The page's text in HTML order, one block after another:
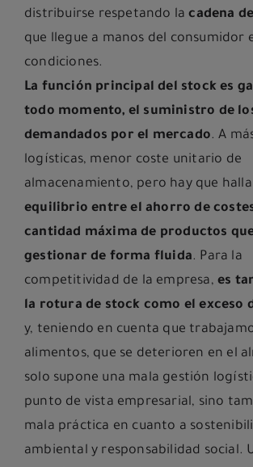
distribuirse respetando lacadena
que llegue a manos del consumidor
condiciones.
La función principal del stock es
todo momento, el suministro de
demandados por el mercado. A
logísticas, menor coste unitario de
almacenamiento, pero hay que
equilibrio entre el ahorro de
cantidad máxima de productos
gestionar de forma fluida. Para la
competitividad de la empresa, es
la rotura de stock como el exceso
y, teniendo en cuenta que
alimentos, que se deterioren en el
solo supone una mala gestión
punto de vista empresarial, sino
mala práctica en cuanto a
ambiental y responsabilidad social.